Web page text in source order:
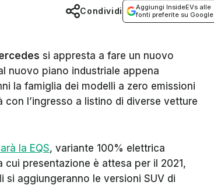
Aggiungi InsideEVs alle
fonti preferite su Google
Condividi
si appresta a fare un nuovo
nuovo piano industriale appena
la famiglia dei modelli a zero emissioni
con l’ingresso a listino di diverse vetture
la EQS, variante 100% elettrica
cui presentazione è attesa per il 2021,
si aggiungeranno le versioni SUV di